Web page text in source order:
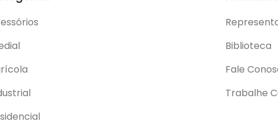
Biblioteca
Fale
Trabalhe